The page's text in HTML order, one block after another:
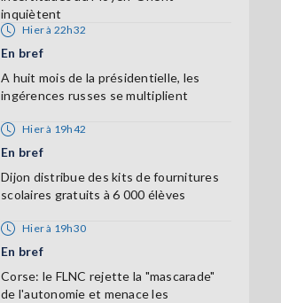
inquiètent
Hier à 22h32
En bref
A huit mois de la présidentielle, les
ingérences russes se multiplient
Hier à 19h42
En bref
Dijon distribue des kits de fournitures
scolaires gratuits à 6 000 élèves
Hier à 19h30
En bref
Corse: le FLNC rejette la "mascarade"
de l'autonomie et menace les